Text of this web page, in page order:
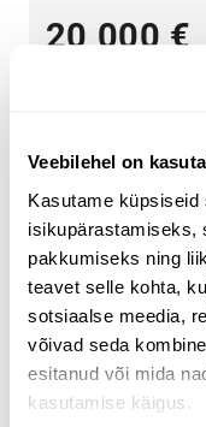
Veebilehel on
Kasutame küpsiseid
isikupärastamiseks,
pakkumiseks ning
teavet selle kohta,
sotsiaalse meedia,
võivad seda
esitanud või mida
kasutamise käigus.
20 000 €
Lai valik
Valige kategooria
metsandus,
Kasutage lehe
otsingukriteeriume,